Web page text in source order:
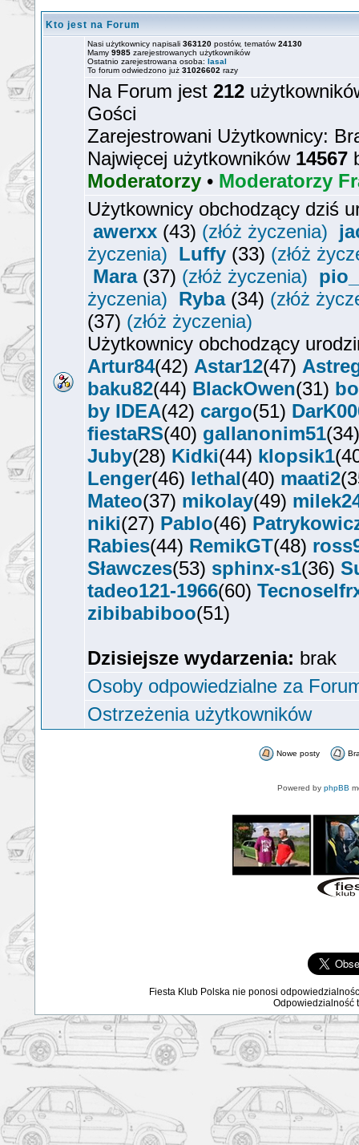
Kto jest na Forum
Nasi użytkownicy napisali 363120 postów, tematów24130
Mamy 9985 zarejestrowanych użytkowników
Ostatnio zarejestrowana osoba: lasal
To forum odwiedzono już 31026602 razy
Na Forum jest 212
Gości
Zarejestrowani Użytkownicy:
Najwięcej użytkowników 14567
Moderatorzy • Moderatorzy
Użytkownicy obchodzący dziś
awerxx (43) (złóż życzenia)
życzenia) Luffy (33) (złóż
Mara(37) (złóż życzenia)
życzenia) Ryba(34) (złóż
(37) (złóż życzenia)
Użytkownicy obchodzący
Artur84(42) Astar12(47)
baku82(44) BlackOwen(31)
by IDEA(42) cargo(51)
fiestaRS(40) gallanonim51
Juby(28) Kidki(44) klopsik1
Lenger(46) lethal(40) maati2
Mateo(37) mikolay(49)
niki(27) Pablo(46)
Rabies(44) RemikGT(48)
Sławczes(53) sphinx-s1(36)
tadeo121-1966(60)
zibibabiboo(51)
Dzisiejsze wydarzenia: brak
Osoby odpowiedzialne za
Ostrzeżenia użytkowników
Nowe posty
Powered by phpBB
Fiesta Klub Polska nie ponosi
Odpowiedzialność